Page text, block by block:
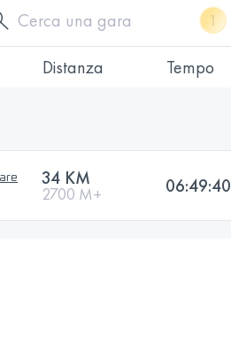
Distanza Tempo
34 KM
2700 M+ 06:49:40